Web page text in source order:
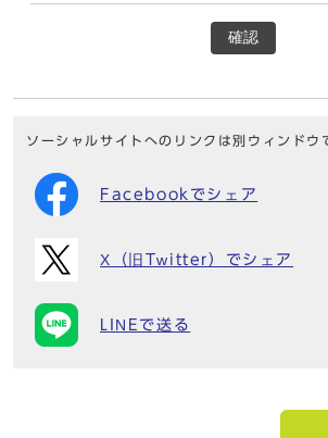
確認
ソーシャルサイトへのリンクは別ウィンドウ
Facebookでシェア
X（旧Twitter）でシェア
LINEで送る